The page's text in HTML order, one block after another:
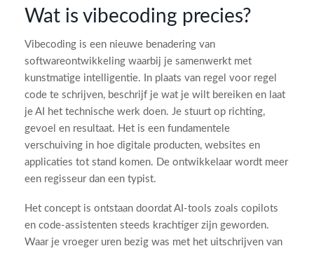
Wat is vibecoding precies?
Vibecoding is een nieuwe benadering van
softwareontwikkeling waarbij je samenwerkt met
kunstmatige intelligentie. In plaats van regel voor regel
code te schrijven, beschrijf je wat je wilt bereiken en laat
je AI het technische werk doen. Je stuurt op richting,
gevoel en resultaat. Het is een fundamentele
verschuiving in hoe digitale producten, websites en
applicaties tot stand komen. De ontwikkelaar wordt meer
een regisseur dan een typist.
Het concept is ontstaan doordat AI-tools zoals copilots
en code-assistenten steeds krachtiger zijn geworden.
Waar je vroeger uren bezig was met het uitschrijven van